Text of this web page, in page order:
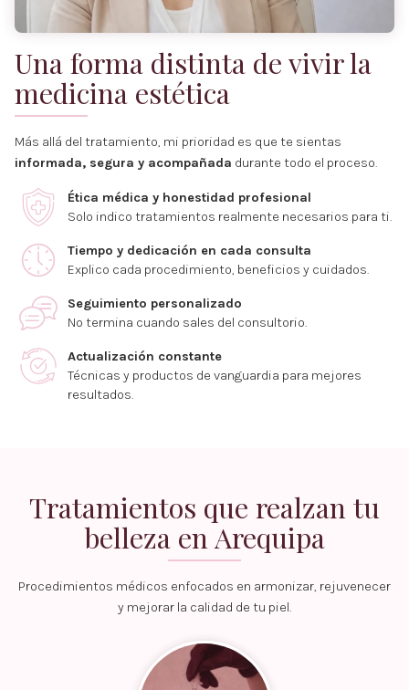
Una forma distinta de vivir la
medicina estética
Más allá del tratamiento, mi prioridad es que te sientas
informada, segura y acompañada durante todo el proceso.
Ética médica y honestidad profesional
Solo indico tratamientos realmente necesarios para ti.
Tiempo y dedicación en cada consulta
Explico cada procedimiento, beneficios y cuidados.
Seguimiento personalizado
No termina cuando sales del consultorio.
Actualización constante
Técnicas y productos de vanguardia para mejores
resultados.
Tratamientos que realzan tu
belleza en Arequipa
Procedimientos médicos enfocados en armonizar, rejuvenecer
y mejorar la calidad de tu piel.